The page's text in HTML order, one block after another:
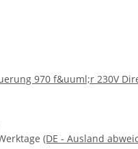
970 f&uuml;r 230V
(DE - Ausland